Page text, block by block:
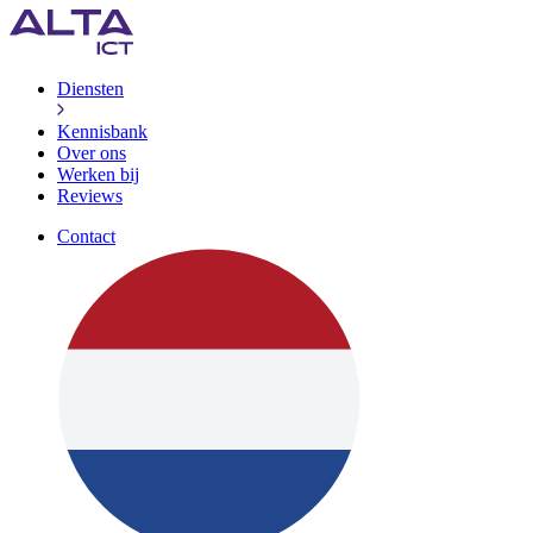
Diensten
Kennisbank
Over ons
Werken bij
Reviews
Contact